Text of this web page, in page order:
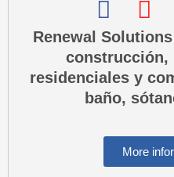
F
a
c
e
b
o
o
I
n
s
t
a
g
r
Renewal
construcción,
residenciales y
baño,
More